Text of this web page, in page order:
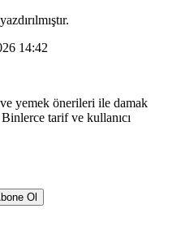
14:42
yemek önerileri ile damak
tarif ve kullanıcı
Ol